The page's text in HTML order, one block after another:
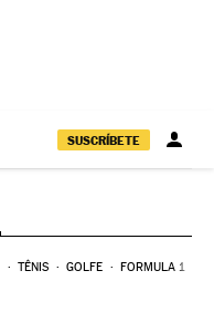
SUSCRÍBETE
TÊNIS GOLFE FORMULA 1